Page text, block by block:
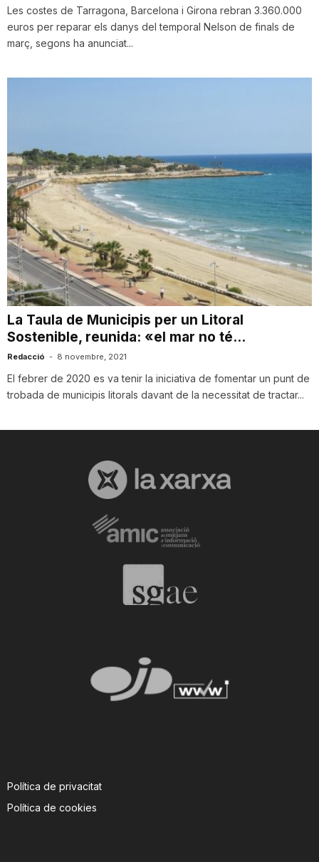
a
e
T
a
r
r
Les costes de Tarragona, Barcelona i Girona rebran 3.360.000
euros per reparar els danys del temporal Nelson de finals de
març, segons ha anunciat...
La Taula de Municipis per un Litoral
Sostenible, reunida: «el mar no té...
Redacció - 8 novembre, 2021
El febrer de 2020 es va tenir la iniciativa de fomentar un punt de
trobada de municipis litorals davant de la necessitat de tractar...
Política de privacitat
Política de cookies